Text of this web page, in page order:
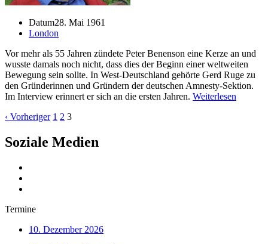
Datum28. Mai 1961
London
Vor mehr als 55 Jahren zündete Peter Benenson eine Kerze an und
wusste damals noch nicht, dass dies der Beginn einer weltweiten
Bewegung sein sollte. In West-Deutschland gehörte Gerd Ruge zu
den Gründerinnen und Gründern der deutschen Amnesty-Sektion.
Im Interview erinnert er sich an die ersten Jahren. Weiterlesen
‹ Vorheriger 1 2 3
Soziale Medien
Termine
10. Dezember 2026